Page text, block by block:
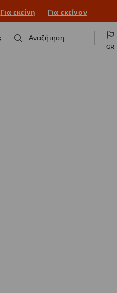
Για εκείνη Για εκείνον
Αναζήτηση
GR